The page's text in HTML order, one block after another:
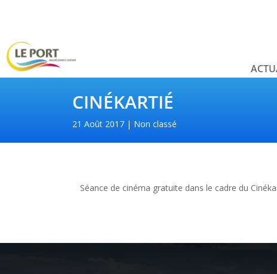
CINÉKARTIÉ
21 Août 2017 Non classé
Séance de cinéma gratuite dans le cadre du